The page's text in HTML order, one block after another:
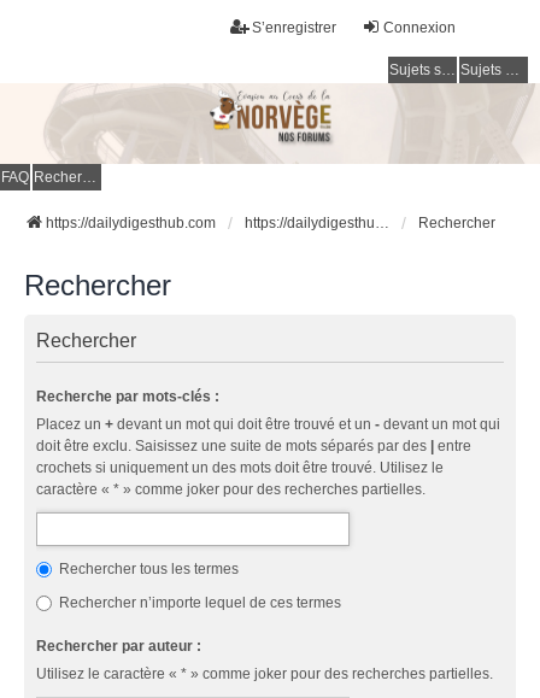
Connexion
S’enregistrer
Sujets sans réponse Sujets actifs
FAQ Rechercher
https://dailydigesthub.com https://dailydigesthub.com Rechercher
Rechercher
Rechercher
Recherche par mots-clés :
Placez un + devant un mot qui doit être trouvé et un - devant un mot qui
doit être exclu. Saisissez une suite de mots séparés par des
entre
crochets si uniquement un des mots doit être trouvé. Utilisez le
caractère « * » comme joker pour des recherches partielles.
Rechercher tous les termes
Rechercher n’importe lequel de ces termes
Rechercher par auteur :
Utilisez le caractère « * » comme joker pour des recherches partielles.